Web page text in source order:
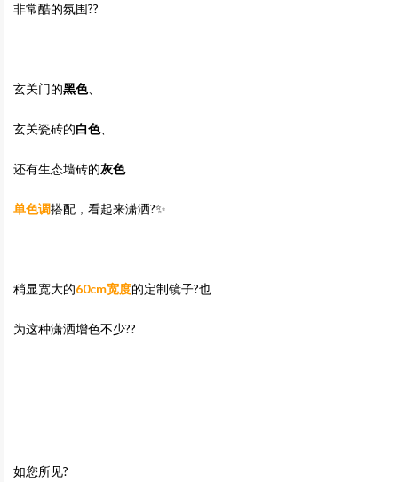
非常酷的氛围??
玄关门的黑色、
玄关瓷砖的白色、
还有生态墙砖的灰色
单色调搭配，看起来潇洒?✨
稍显宽大的60cm宽度的定制镜子?也
为这种潇洒增色不少??
如您所见?